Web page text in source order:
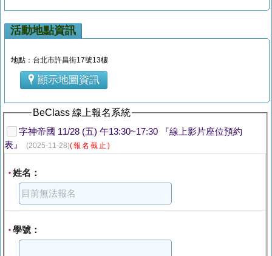
活動地點資訊
地點：台北市許昌街17號13樓
顯示地圖資訊
BeClass 線上報名系統
字神帝國 11/28 (五) 午13:30~17:30 『線上影片座位預約
表』
(2025-11-28)(報名截止)
* 姓名：
* 學號：